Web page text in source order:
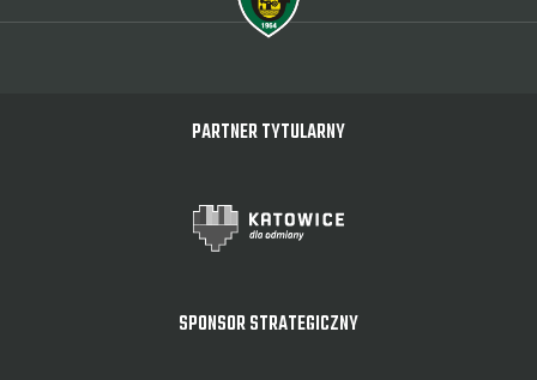
PARTNER TYTULARNY
SPONSOR STRATEGICZNY